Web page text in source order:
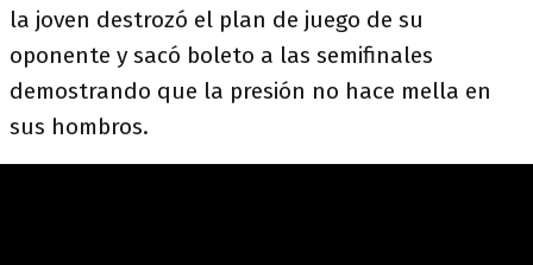
la joven destrozó el plan de juego de su
oponente y sacó boleto a las semifinales
demostrando que la presión no hace mella en
sus hombros.